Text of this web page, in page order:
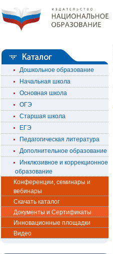
Дошкольное образование
Начальная школа
Основная школа
ОГЭ
Старшая школа
ЕГЭ
Педагогическая литература
Дополнительное образование
Инклюзивное и коррекционное
образование
Конференции, семинары и
вебинары
Скачать каталог
Документы и Сертификаты
Инновационные площадки
Видео